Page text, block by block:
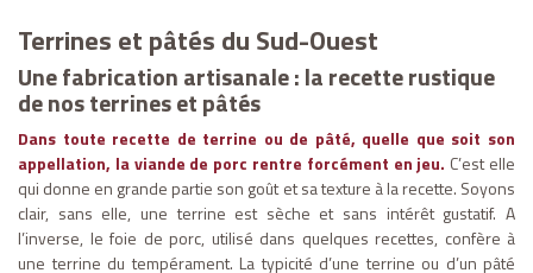
Terrines et pâtés du Sud-Ouest
Une fabrication artisanale : la recette rustique
de nos terrines et pâtés
Dans toute recette de terrine ou de pâté, quelle que soit son
appellation, la viande de porc rentre forcément en jeu. C’est elle
qui donne en grande partie son goût et sa texture à la recette. Soyons
clair, sans elle, une terrine est sèche et sans intérêt gustatif. A
l’inverse, le foie de porc, utilisé dans quelques recettes, confère à
une terrine du tempérament. La typicité d’une terrine ou d’un pâté